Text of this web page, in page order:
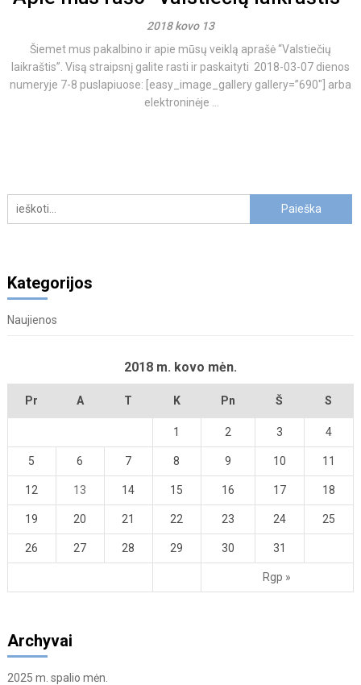
2018 kovo 13
Šiemet mus pakalbino ir apie mūsų veiklą aprašė “Valstiečių
laikraštis”. Visą straipsnį galite rasti ir paskaityti 2018-03-07 dienos
numeryje 7-8 puslapiuose: [easy_image_gallery gallery=”690″] arba
elektroninėje ...
Kategorijos
Naujienos
2018 m. kovo mėn.
Pr A T K Pn Š S
Rgp »
1 2 3 4
5 6 7 8 9 10 11
12 13 14 15 16 17 18
19 20 21 22 23 24 25
26 27 28 29 30 31
Archyvai
2025 m. spalio mėn.